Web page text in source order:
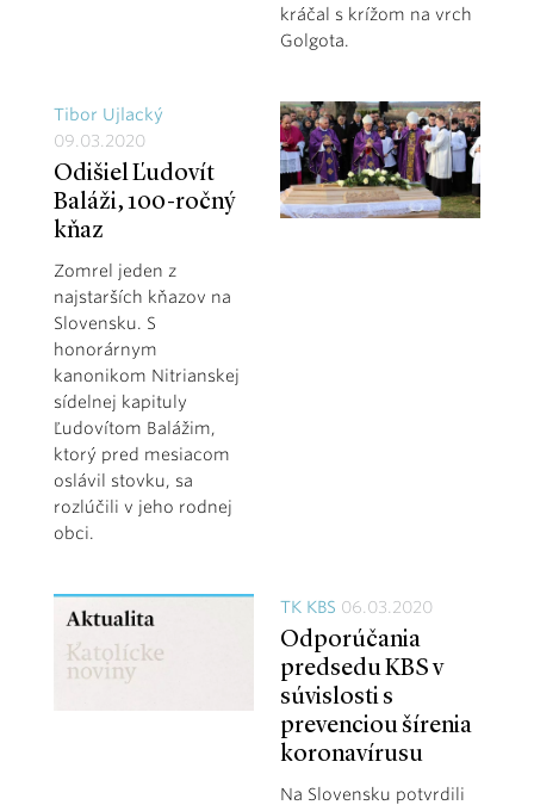
kráčal s krížom na vrch
Golgota.
Tibor Ujlacký
09.03.2020
Odišiel Ľudovít
Baláži, 100-ročný
kňaz
Zomrel jeden z
najstarších kňazov na
Slovensku. S
honorárnym
kanonikom Nitrianskej
sídelnej kapituly
Ľudovítom Balážim,
ktorý pred mesiacom
oslávil stovku, sa
rozlúčili v jeho rodnej
obci.
TK KBS 06.03.2020
Odporúčania
predsedu KBS v
súvislosti s
prevenciou šírenia
koronavírusu
Na Slovensku potvrdili